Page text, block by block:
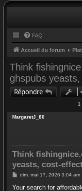
FAQ
Accueil du forum
Think
ghspubs
Répondre
1
MargaretJ_80
Think
yeasts, cost-
M
s
dim. mai 17, 2026 3:04 am
Your search for